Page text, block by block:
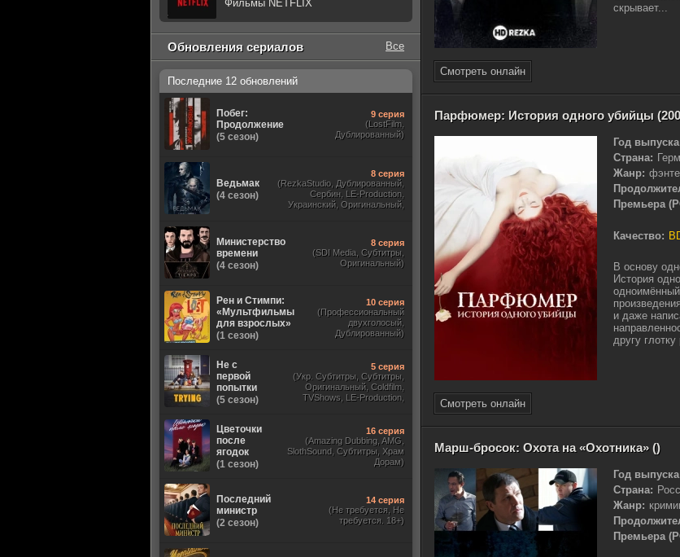
скрывает...
Смотреть онлайн
Парфюмер: История одного убийцы
Год
Страна:
Жанр:
Премьера
Качество:
В основу
История
и даже
другу
Смотреть онлайн
Марш-бросок: Охота на «Охотника» ()
Год
Страна:
Жанр:
Премьера
Фильмы NETFLIX
Обновления сериалов Все
Последние 12 обновлений
Побег:
Продолжение
(5 сезон)
9 серия
(LostFilm,
Дублированный)
Ведьмак
(4 сезон)
8 серия
(RezkaStudio, Дублированный,
Сербин, LE-Production,
Украинский, Оригинальный,
Министерство
времени
(4 сезон)
8 серия
(SDI Media, Субтитры,
Оригинальный)
Рен и Стимпи:
«Мультфильмы
для взрослых»
(1 сезон)
10 серия
(Профессиональный
двухголосый,
Дублированный)
Не с
первой
попытки
(5 сезон)
5 серия
(Укр. Субтитры, Субтитры,
Оригинальный, Coldfilm,
TVShows, LE-Production,
Цветочки
после
ягодок
(1 сезон)
16 серия
(Amazing Dubbing, AMG,
SlothSound, Субтитры, Храм
Дорам)
Последний
министр
(2 сезон)
14 серия
(Не требуется, Не
требуется. 18+)